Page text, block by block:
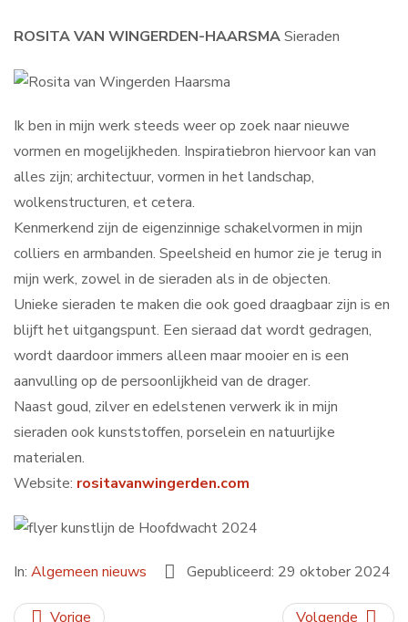
ROSITA VAN WINGERDEN-HAARSMASieraden
Ik ben in mijn werk steeds weer op zoek naar nieuwe
vormen en mogelijkheden. Inspiratiebron hiervoor kan van
alles zijn; architectuur, vormen in het landschap,
wolkenstructuren, et cetera.
Kenmerkend zijn de eigenzinnige schakelvormen in mijn
colliers en armbanden. Speelsheid en humor zie je terug in
mijn werk, zowel in de sieraden als in de objecten.
Unieke sieraden te maken die ook goed draagbaar zijn is en
blijft het uitgangspunt. Een sieraad dat wordt gedragen,
wordt daardoor immers alleen maar mooier en is een
aanvulling op de persoonlijkheid van de drager.
Naast goud, zilver en edelstenen verwerk ik in mijn
sieraden ook kunststoffen, porselein en natuurlijke
materialen.
Website: rositavanwingerden.com
In: Algemeen nieuws Gepubliceerd: 29 oktober 2024
Vorige Volgende